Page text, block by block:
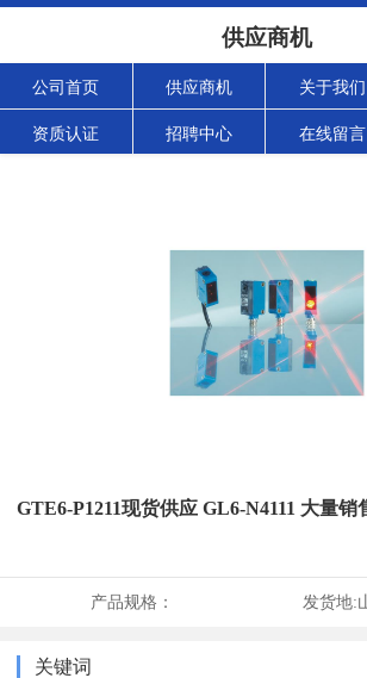
供应商机
公司首页 供应商机 关于我们
资质认证 招聘中心 在线留言
GTE6-P1211现货供应 GL6-N4111 大量销
产品规格： 发货地:
关键词